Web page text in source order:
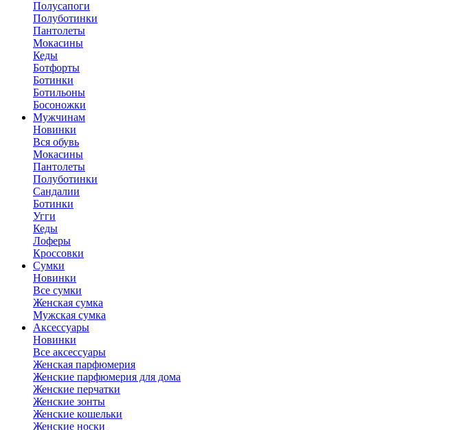
Полусапоги
Полуботинки
Пантолеты
Мокасины
Кеды
Ботфорты
Ботинки
Ботильоны
Босоножки
Мужчинам
Новинки
Вся обувь
Мокасины
Пантолеты
Полуботинки
Сандалии
Ботинки
Угги
Кеды
Лоферы
Кроссовки
Сумки
Новинки
Все сумки
Женская сумка
Мужская сумка
Аксессуары
Новинки
Все аксессуары
Женская парфюмерия
Женские парфюмерия для дома
Женские перчатки
Женские зонты
Женские кошельки
Женские носки